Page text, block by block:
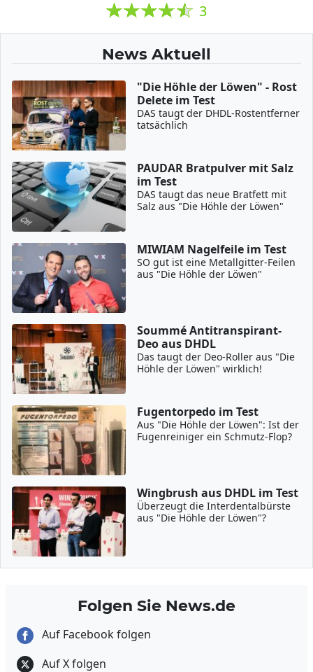
3
News Aktuell
"Die Höhle der Löwen" - Rost
Delete im Test
DAS taugt der DHDL-Rostentferner
tatsächlich
PAUDAR Bratpulver mit Salz
im Test
DAS taugt das neue Bratfett mit
Salz aus "Die Höhle der Löwen"
MIWIAM Nagelfeile im Test
SO gut ist eine Metallgitter-Feilen
aus "Die Höhle der Löwen"
Soummé Antitranspirant-
Deo aus DHDL
Das taugt der Deo-Roller aus "Die
Höhle der Löwen" wirklich!
Fugentorpedo im Test
Aus "Die Höhle der Löwen": Ist der
Fugenreiniger ein Schmutz-Flop?
Wingbrush aus DHDL im Test
Überzeugt die Interdentalbürste
aus "Die Höhle der Löwen"?
Folgen Sie News.de
Auf Facebook folgen
Auf X folgen